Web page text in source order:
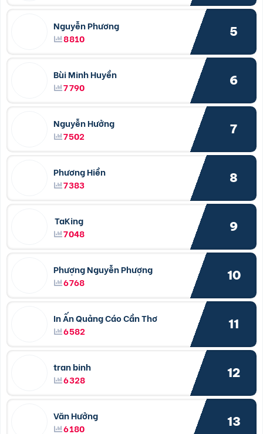
Nguyễn Phương
8810
5
Bùi Minh Huyền
7790
6
Nguyễn Hưởng
7502
7
Phương Hiền
7383
8
TaKing
7048
9
Phượng Nguyễn Phượng
6768
10
In Ấn Quảng Cáo Cần Thơ
6582
11
tran binh
6328
12
Văn Hưởng
6180
13